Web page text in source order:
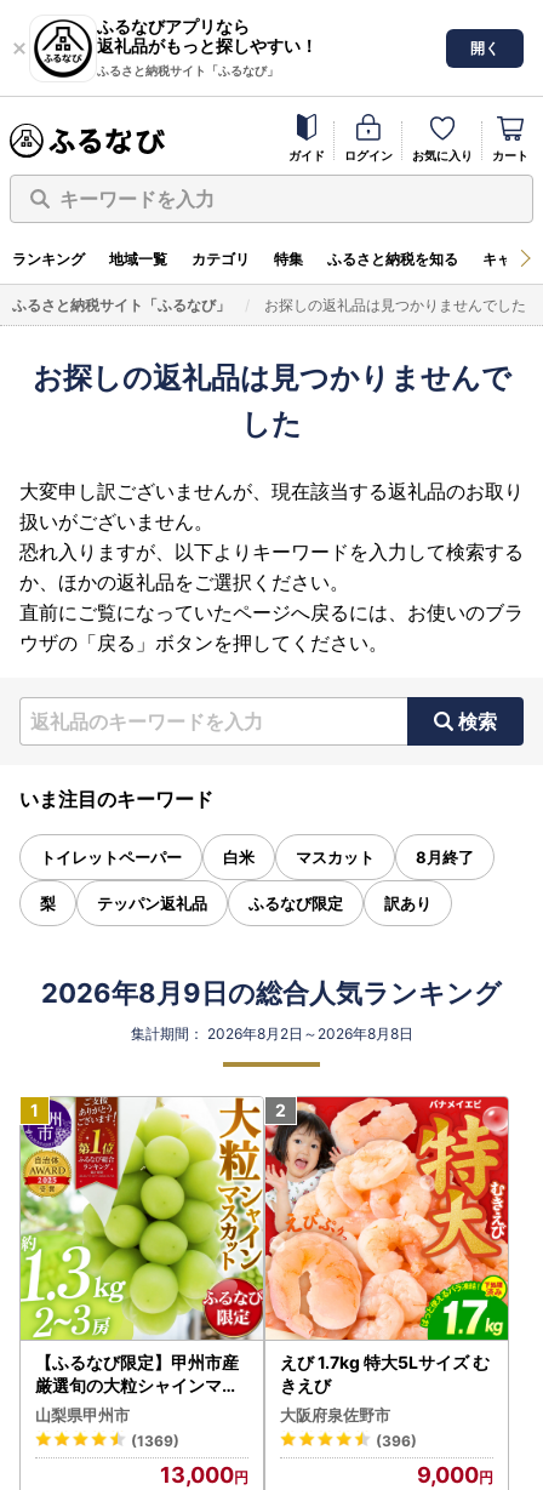
ふるなびアプリなら
返礼品がもっと探しやすい！
ふるさと納税サイト「ふるなび」
開く
ガイド ログイン お気に入り カート
キーワードを入力
ランキング 地域一覧 カテゴリ 特集 ふるさと納税を知る キャン
ふるさと納税サイト「ふるなび」 お探しの返礼品は見つかりませんでした
お探しの返礼品は見つかりませんで
した
大変申し訳ございませんが、現在該当する返礼品のお取り
扱いがございません。
恐れ入りますが、以下よりキーワードを入力して検索する
か、ほかの返礼品をご選択ください。
直前にご覧になっていたページへ戻るには、お使いのブラ
ウザの「戻る」ボタンを押してください。
検索
いま注目のキーワード
トイレットペーパー 白米 マスカット 8月終了
梨 テッパン返礼品 ふるなび限定 訳あり
2026年8月9日の総合人気ランキング
集計期間： 2026年8月2日～2026年8月8日
【ふるなび限定】甲州市産
厳選旬の大粒シャインマス
カット 約1.3kg 2～3房【2
026年発送】（MG）B12-
472 FN-Limited-VO シャ
インマスカット フルーツ
山梨県甲州市
(1369)
13,000
えび 1.7kg 特大5Lサイズ む
きえび
大阪府泉佐野市
(396)
9,000